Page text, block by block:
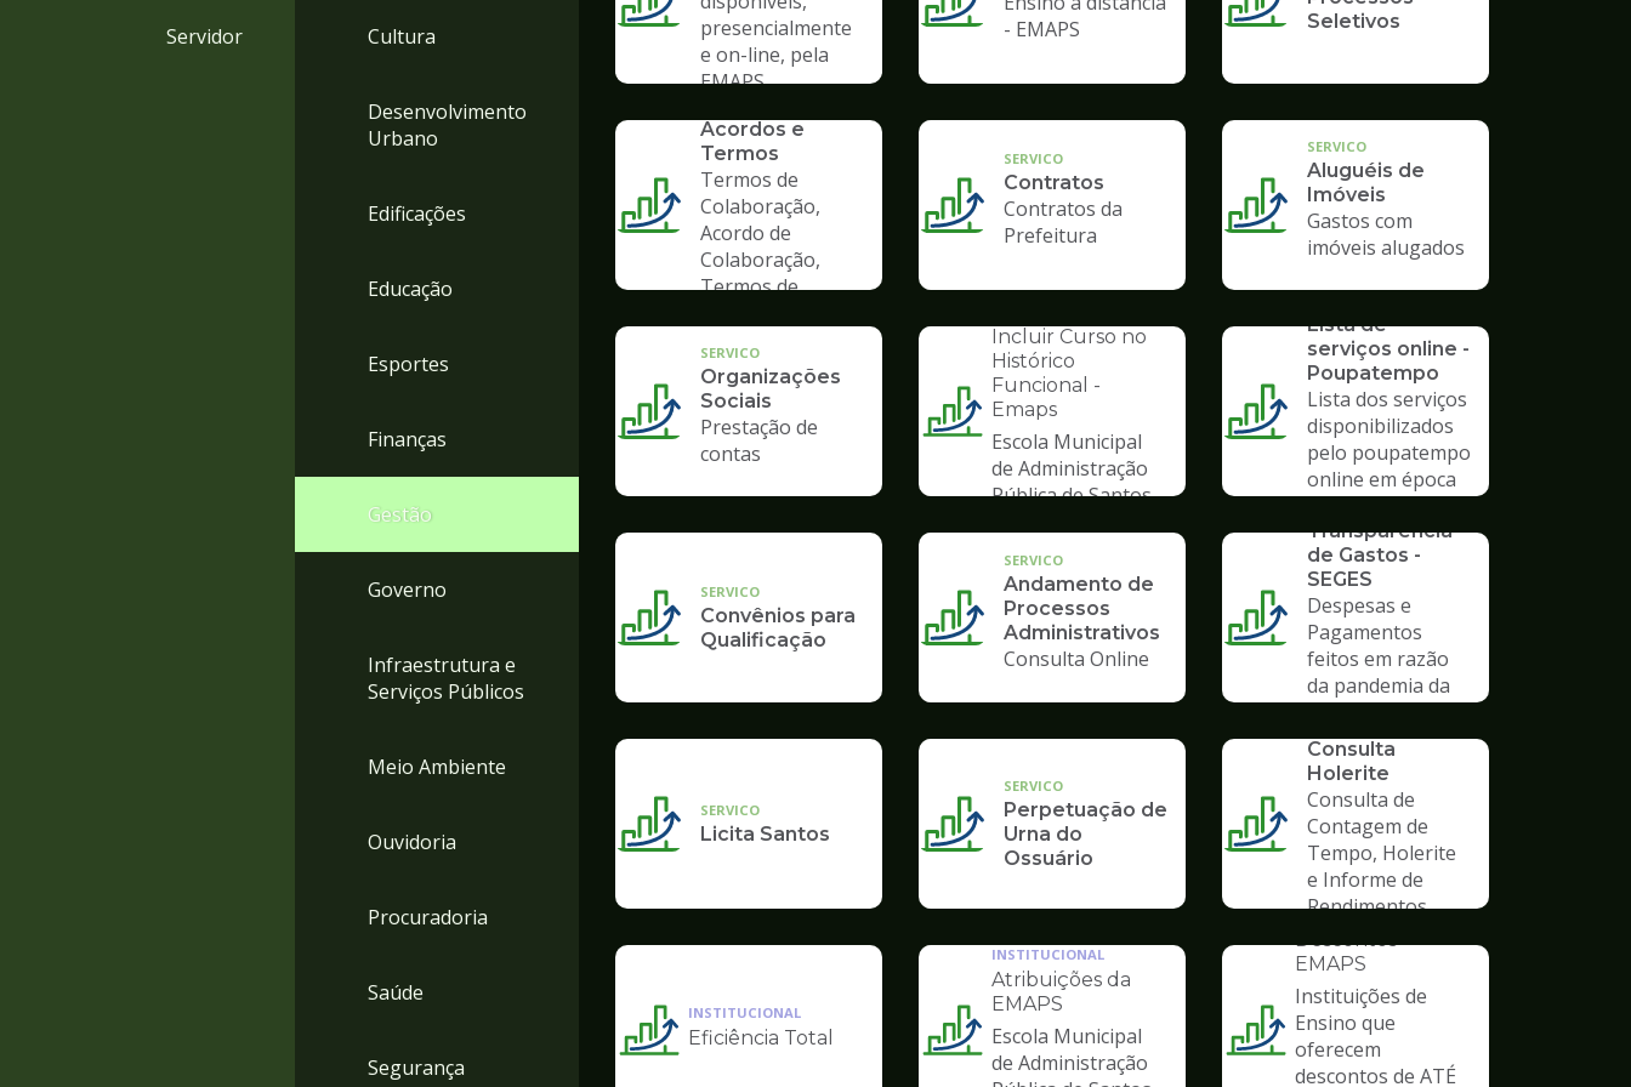
Servidor Cultura
Desenvolvimento
Urbano
Edificações
Educação
Esportes
Finanças
Gestão
Governo
Infraestrutura e
Serviços Públicos
Meio Ambiente
Ouvidoria
Procuradoria
Saúde
Segurança
presencialmente
e on-line, pela
EMAPS
- EMAPS
Seletivos
SERVICO
Acordos e
Termos
Termos de
Colaboração,
Acordo de
Colaboração,
Termos de
SERVICO
Contratos
Contratos da
Prefeitura
SERVICO
Aluguéis de
Imóveis
Gastos com
imóveis alugados
SERVICO
Organizações
Sociais
Prestação de
contas
Ilustração
pagina
de
Gestão
Incluir Curso no
Histórico
Funcional -
Emaps
Escola Municipal
de Administração
Pública de Santos
Lista de
serviços online -
Poupatempo
Lista dos serviços
disponibilizados
pelo poupatempo
online em época
SERVICO
Convênios para
Qualificação
SERVICO
Andamento de
Processos
Administrativos
Consulta Online
Transparência
de Gastos -
SEGES
Despesas e
Pagamentos
feitos em razão
da pandemia da
SERVICO
Licita Santos
SERVICO
Perpetuação de
Urna do
Ossuário
Consulta
Holerite
Consulta de
Contagem de
Tempo, Holerite
e Informe de
Rendimentos
Ilustração
INSTITUCIONAL
Eficiência Total
Ilustração
INSTITUCIONAL
Atribuições da
EMAPS
Escola Municipal
de Administração
Ilustração
INSTITUCIONAL
EMAPS
Instituições de
Ensino que
oferecem
descontos de ATÉ